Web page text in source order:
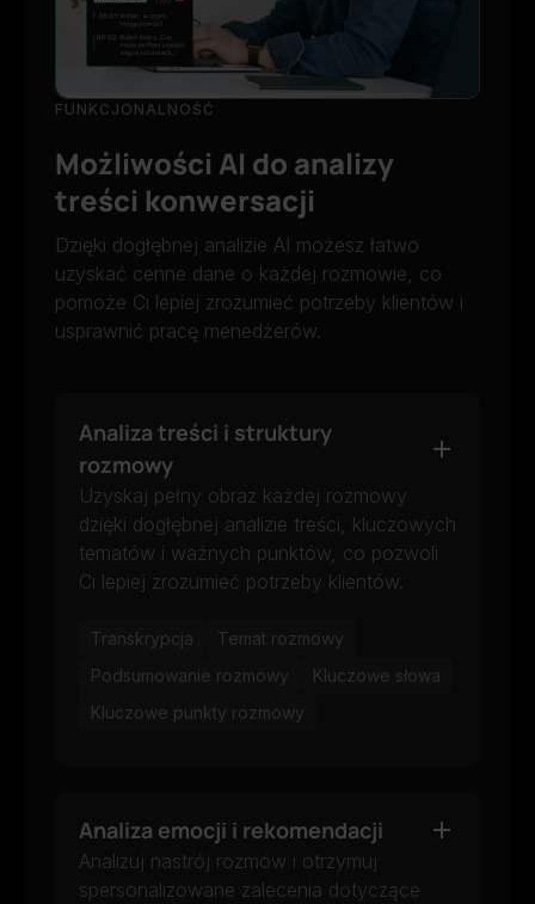
FUNKCJONALNOŚĆ
Możliwości AI do analizy
treści konwersacji
Dzięki dogłębnej analizie AI możesz łatwo
uzyskać cenne dane o każdej rozmowie, co
pomoże Ci lepiej zrozumieć potrzeby klientów i
usprawnić pracę menedżerów.
Analiza treści i struktury
rozmowy
Uzyskaj pełny obraz każdej rozmowy
dzięki dogłębnej analizie treści, kluczowych
tematów i ważnych punktów, co pozwoli
Ci lepiej zrozumieć potrzeby klientów.
Transkrypcja
Temat rozmowy
Podsumowanie rozmowy
Kluczowe słowa
Kluczowe punkty rozmowy
Analiza emocji i rekomendacji
Analizuj nastrój rozmów i otrzymuj
spersonalizowane zalecenia dotyczące